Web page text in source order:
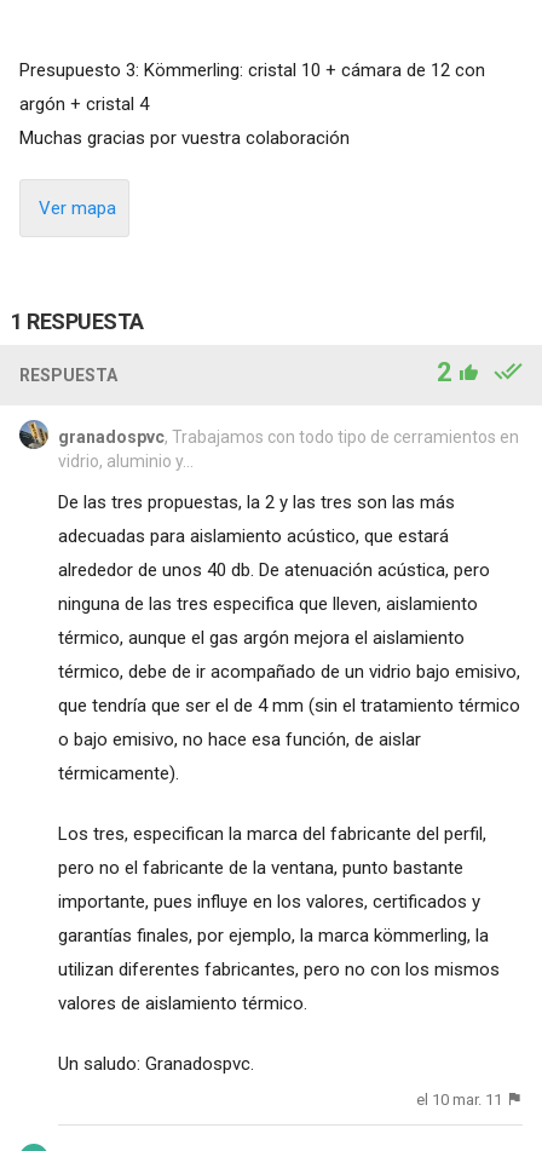
Presupuesto 3: Kömmerling: cristal 10 + cámara de 12 con
argón + cristal 4
Muchas gracias por vuestra colaboración
Ver mapa
1 RESPUESTA
RESPUESTA 2
granadospvc, Trabajamos con todo tipo de cerramientos en
vidrio, aluminio y...
De las tres propuestas, la 2 y las tres son las más
adecuadas para aislamiento acústico, que estará
alrededor de unos 40 db. De atenuación acústica, pero
ninguna de las tres especifica que lleven, aislamiento
térmico, aunque el gas argón mejora el aislamiento
térmico, debe de ir acompañado de un vidrio bajo emisivo,
que tendría que ser el de 4 mm (sin el tratamiento térmico
o bajo emisivo, no hace esa función, de aislar
térmicamente).
Los tres, especifican la marca del fabricante del perfil,
pero no el fabricante de la ventana, punto bastante
importante, pues influye en los valores, certificados y
garantías finales, por ejemplo, la marca kömmerling, la
utilizan diferentes fabricantes, pero no con los mismos
valores de aislamiento térmico.
Un saludo: Granadospvc.
el 10 mar. 11